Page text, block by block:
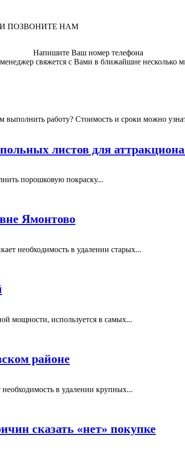
ПОЗВОНИТЕ НАМ
Напишите Ваш номер телефона
свяжется с Вами в ближайшие несколько
выполнить работу? Стоимость и сроки можно
листов для
порошковую покраску...
Ямонтово
необходимость в удалении старых...
мощности, используется в самых...
районе
в удалении крупных...
сказать «нет» покупке